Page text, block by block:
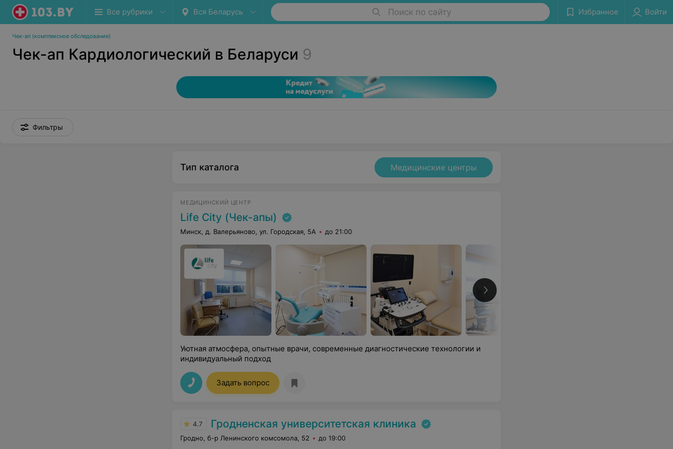
Все рубрики Вся Беларусь Поиск по сайту Избранное Войти
Чек-ап (комплексное обследование)
Чек-ап Кардиологический в Беларуси 9
Фильтры
Тип каталога Медицинские центры
МЕДИЦИНСКИЙ ЦЕНТР
Life City (Чек-апы)
Минск, д. Валерьяново, ул. Городская, 5А до 21:00
Уютная атмосфера, опытные врачи, современные диагностические технологии и
индивидуальный подход
Задать вопрос
4.7 Гродненская университетская клиника
Гродно, б-р Ленинского комсомола, 52 до 19:00